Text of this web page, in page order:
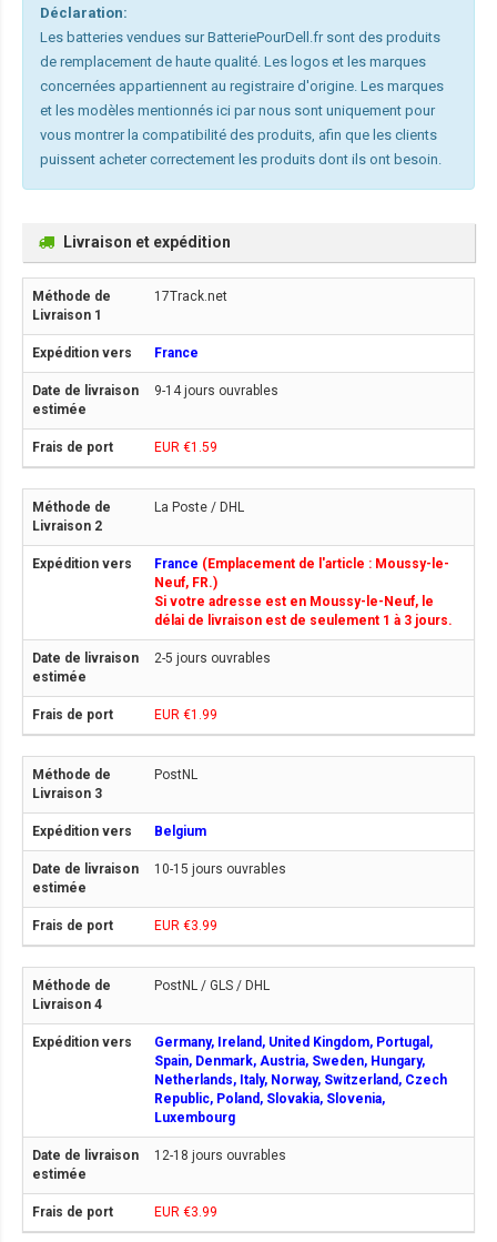
Déclaration:
Les batteries vendues sur BatteriePourDell.fr sont des produits
de remplacement de haute qualité. Les logos et les marques
concernées appartiennent au registraire d'origine. Les marques
et les modèles mentionnés ici par nous sont uniquement pour
vous montrer la compatibilité des produits, afin que les clients
puissent acheter correctement les produits dont ils ont besoin.
Livraison et expédition
17Track.net
France
9-14 jours ouvrables
EUR €1.59
La Poste / DHL
France (Emplacement de l'article : Moussy-le-
Neuf, FR.)
Si votre adresse est en Moussy-le-Neuf, le
délai de livraison est de seulement 1 à 3 jours.
2-5 jours ouvrables
EUR €1.99
PostNL
Belgium
10-15 jours ouvrables
EUR €3.99
PostNL / GLS / DHL
Germany, Ireland, United Kingdom, Portugal,
Spain, Denmark, Austria, Sweden, Hungary,
Netherlands, Italy, Norway, Switzerland, Czech
Republic, Poland, Slovakia, Slovenia,
Luxembourg
12-18 jours ouvrables
EUR €3.99